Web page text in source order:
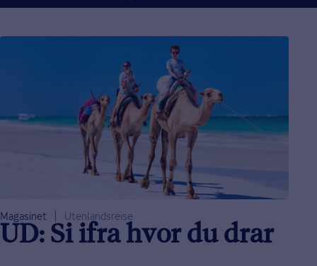
Magasinet Utenlandsreise
UD: Si ifra hvor du drar